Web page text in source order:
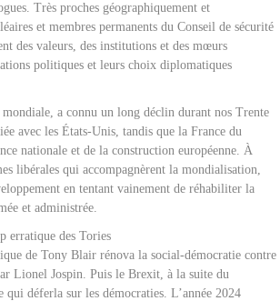
Très proches géographiquement et
et membres permanents du Conseil de sécurité
des valeurs, des institutions et des mœurs
politiques et leurs choix diplomatiques
a connu un long déclin durant nos Trente
avec les États-Unis, tandis que la France du
nationale et de la construction européenne. À
libérales qui accompagnèrent la mondialisation,
en tentant vainement de réhabiliter la
et administrée.
erratique des Tories
de Tony Blair rénova la social-démocratie contre
Lionel Jospin. Puis le Brexit, à la suite du
déferla sur les démocraties. L’année 2024